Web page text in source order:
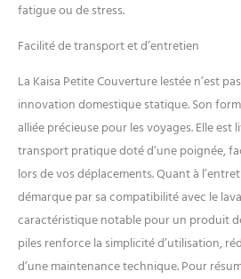
Enroulez-
allez –
les
voyages.
parfait
amis
faciles : la
pour
machine
linge.
l'eau
fatigue ou de stress.
Facilité de transport et d’entretien
La Kaisa Petite Couverture lestée n’est
innovation domestique statique. Son
alliée précieuse pour les voyages. Elle est
transport pratique doté d’une poignée,
lors de vos déplacements. Quant à
démarque par sa compatibilité avec le
caractéristique notable pour un produit
piles renforce la simplicité d’utilisation,
d’une maintenance technique. Pour